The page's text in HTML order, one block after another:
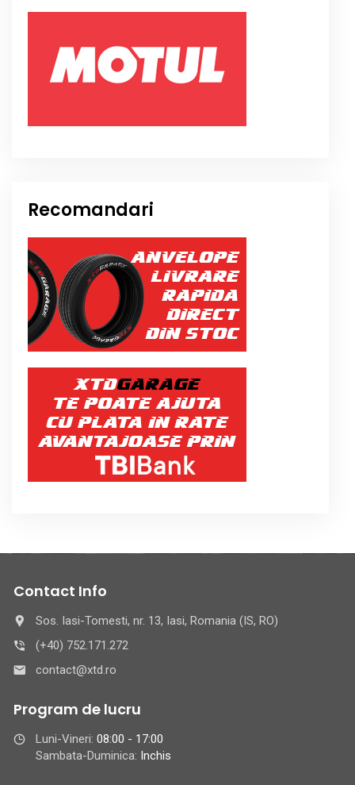
Recomandari
Contact Info
Sos. Iasi-Tomesti, nr. 13, Iasi, Romania (IS, RO)
(+40) 752.171.272
contact@xtd.ro
Program de lucru
Luni-Vineri: 08:00 - 17:00
Sambata-Duminica: Inchis